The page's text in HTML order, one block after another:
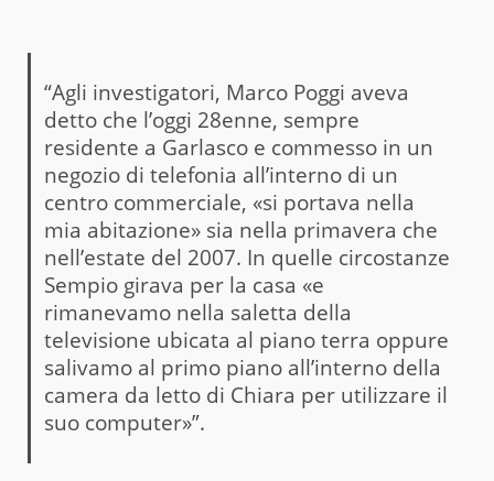
“Agli investigatori, Marco Poggi aveva
detto che l’oggi 28enne, sempre
residente a Garlasco e commesso in un
negozio di telefonia all’interno di un
centro commerciale, «si portava nella
mia abitazione» sia nella primavera che
nell’estate del 2007. In quelle circostanze
Sempio girava per la casa «e
rimanevamo nella saletta della
televisione ubicata al piano terra oppure
salivamo al primo piano all’interno della
camera da letto di Chiara per utilizzare il
suo computer»”.